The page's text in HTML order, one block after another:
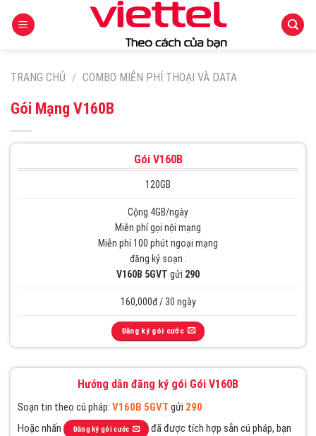
TRANG CHỦ / COMBO MIỄN PHÍ THOẠI VÀ DATA
Gói Mạng V160B
Gói V160B
120GB
Cộng 4GB/ngày
Miễn phí gọi nội mạng
Miễn phí 100 phút ngoại mạng
đăng ký soạn :
V160B 5GVT gửi 290
160,000đ / 30 ngày
Đăng ký gói cước
Hướng dẫn đăng ký gói Gói V160B
Soạn tin theo cú pháp: V160B 5GVT gửi 290
Hoặc nhấn
Đăng ký gói cước
đã được tích hợp sẵn cú pháp, bạn